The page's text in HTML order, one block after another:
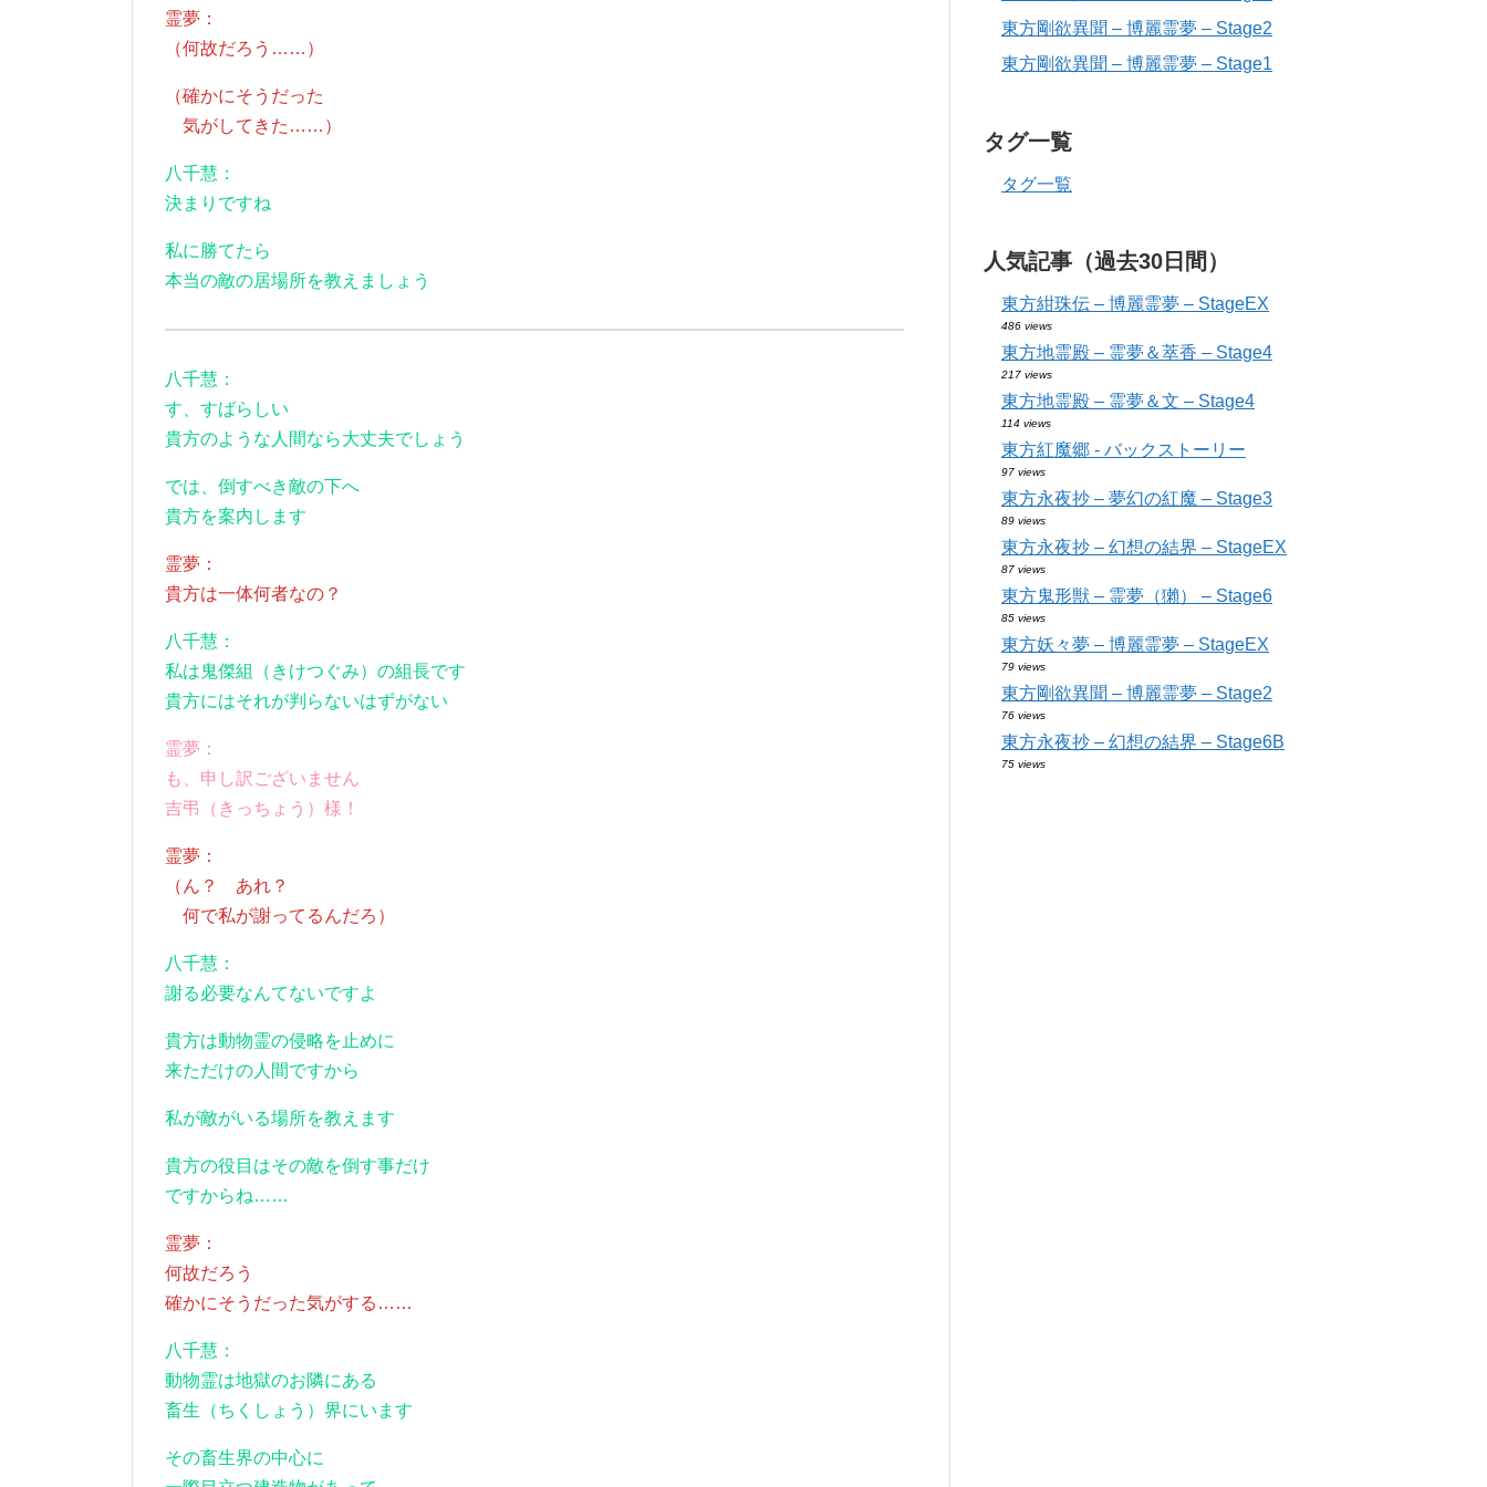
霊夢：
（何故だろう……）
（確かにそうだった
気がしてきた……）
八千慧：
決まりですね
私に勝てたら
本当の敵の居場所を教えましょう
八千慧：
す、すばらしい
貴方のような人間なら大丈夫でしょう
では、倒すべき敵の下へ
貴方を案内します
霊夢：
貴方は一体何者なの？
八千慧：
私は鬼傑組（きけつぐみ）の組長です
貴方にはそれが判らないはずがない
霊夢：
も、申し訳ございません
吉弔（きっちょう）様！
霊夢：
（ん？ あれ？
何で私が謝ってるんだろ）
八千慧：
謝る必要なんてないですよ
貴方は動物霊の侵略を止めに
来ただけの人間ですから
私が敵がいる場所を教えます
貴方の役目はその敵を倒す事だけ
ですからね……
霊夢：
何故だろう
確かにそうだった気がする……
八千慧：
動物霊は地獄のお隣にある
畜生（ちくしょう）界にいます
その畜生界の中心に
東方剛欲異聞 – 博麗霊夢 – Stage2
東方剛欲異聞 – 博麗霊夢 – Stage1
タグ一覧
タグ一覧
人気記事（過去30日間）
東方紺珠伝 – 博麗霊夢 – StageEX
486 views
東方地霊殿 – 霊夢＆萃香 – Stage4
217 views
東方地霊殿 – 霊夢＆文 – Stage4
114 views
東方紅魔郷 - バックストーリー
97 views
東方永夜抄 – 夢幻の紅魔 – Stage3
89 views
東方永夜抄 – 幻想の結界 – StageEX
87 views
東方鬼形獣 – 霊夢（獺） – Stage6
85 views
東方妖々夢 – 博麗霊夢 – StageEX
79 views
東方剛欲異聞 – 博麗霊夢 – Stage2
76 views
東方永夜抄 – 幻想の結界 – Stage6B
75 views